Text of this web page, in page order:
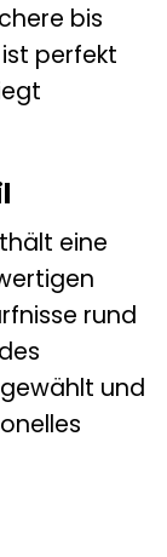
bis
perfekt
eine
rund
und